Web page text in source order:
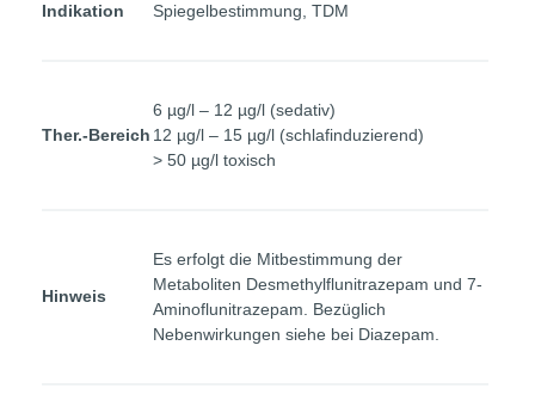
Indikation Spiegelbestimmung, TDM
Ther.-Bereich
6 µg/l – 12 µg/l (sedativ)
12 µg/l – 15 µg/l (schlafinduzierend)
> 50 µg/l toxisch
Hinweis
Es erfolgt die Mitbestimmung der
Metaboliten Desmethylflunitrazepam und 7-
Aminoflunitrazepam. Bezüglich
Nebenwirkungen siehe bei Diazepam.